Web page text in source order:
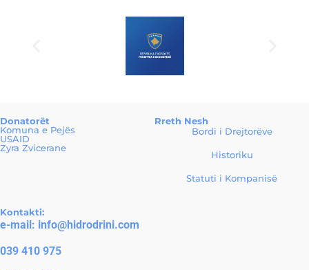
Donatorët
Komuna e Pejës
USAID
Zyra Zvicerane
Rreth Nesh
Bordi i Drejtorëve
Historiku
Statuti i Kompanisë
Kontakti:
e-mail: info@hidrodrini.com
039 410 975